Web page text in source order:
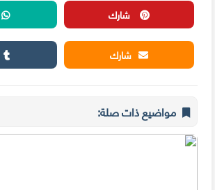
شارك
شارك
مواضيع ذات صلة: